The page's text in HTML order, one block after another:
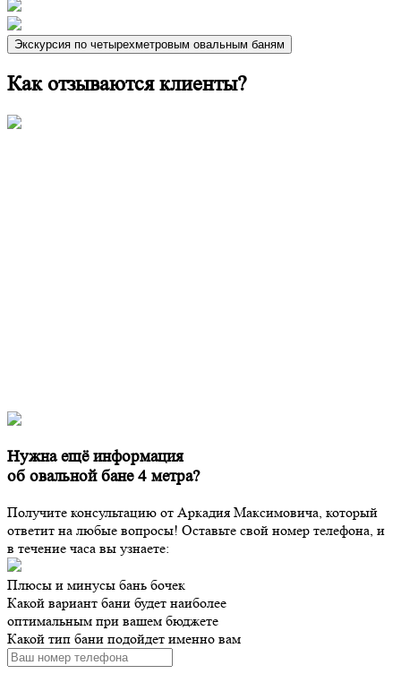
Экскурсия по четырехметровым овальным баням
Как отзываются клиенты?
Нужна ещё информация
об овальной бане 4 метра?
Получите консультацию от Аркадия Максимовича, который
ответит на любые вопросы! Оставьте свой номер телефона, и
в течение часа вы узнаете:
Плюсы и минусы бань бочек
Какой вариант бани будет наиболее
оптимальным при вашем бюджете
Какой тип бани подойдет именно вам